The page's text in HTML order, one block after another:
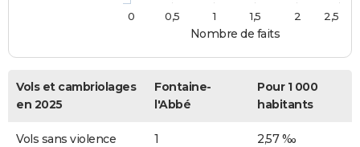
Nombre de faits
0
0,5 1 1,5 2 2,5
Vols et cambriolages
en 2025
Fontaine-
l'Abbé
Pour 1 000
habitants
Vols sans violence
1 2,57 ‰